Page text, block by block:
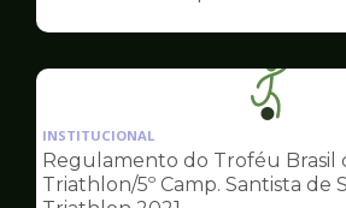
Ilustração
da
pagina
de
INSTITUCIONAL
Regulamento do Troféu Brasil
Triathlon/5º Camp. Santista de